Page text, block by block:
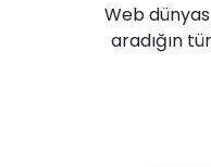
Web
aradığın